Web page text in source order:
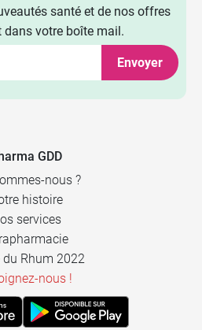
santé et de nos offres
dans votre boîte mail.
Envoyer
GDD
nous ?
histoire
services
du Rhum 2022
nous !